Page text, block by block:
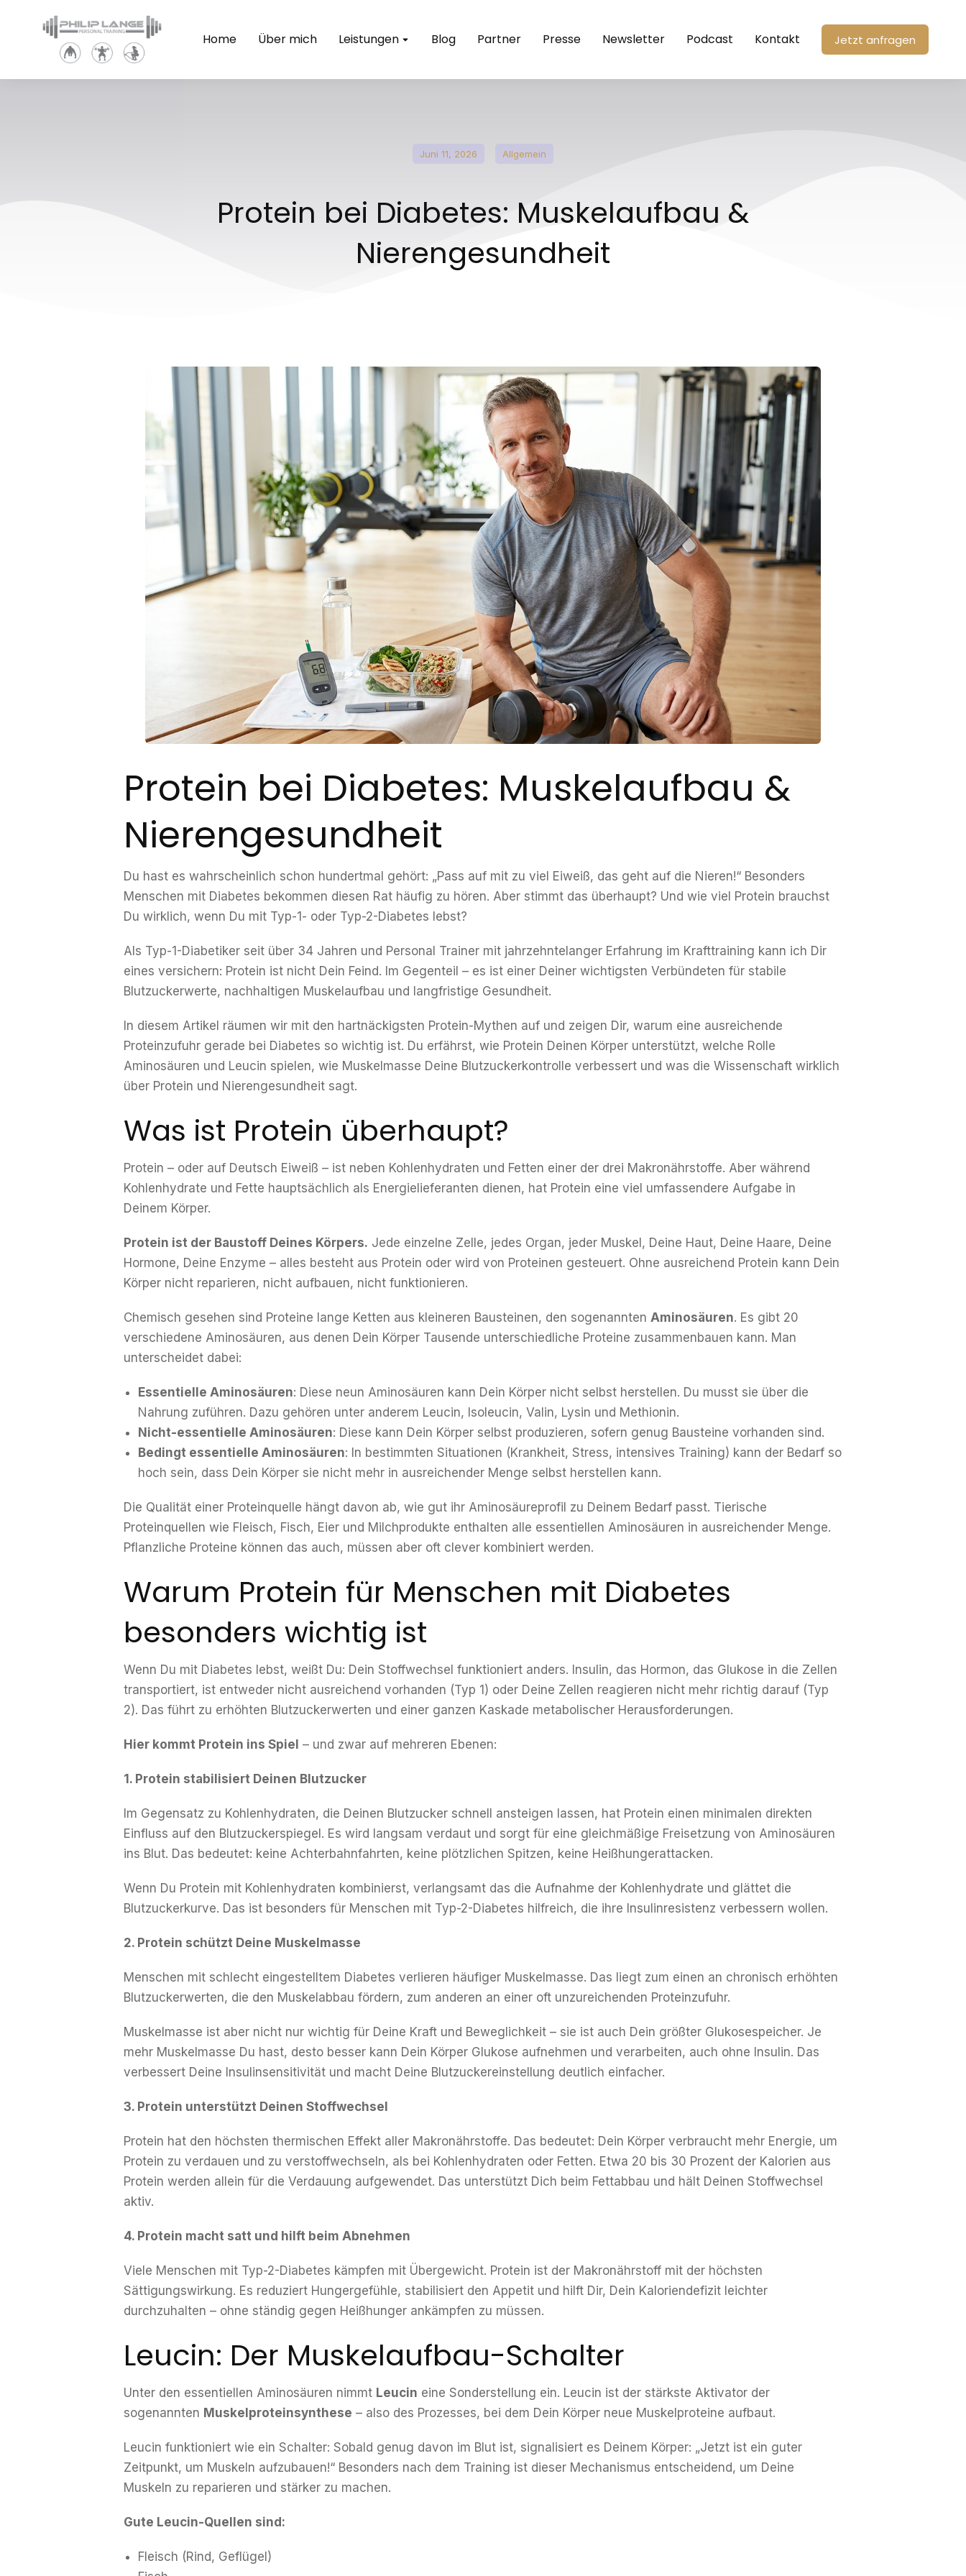
Home Über mich Leistungen Blog Partner Presse Newsletter Podcast Kontakt Jetzt anfragen
Juni 11, 2026 Allgemein
Protein bei Diabetes: Muskelaufbau &
Nierengesundheit
Protein bei Diabetes: Muskelaufbau &
Nierengesundheit
Du hast es wahrscheinlich schon hundertmal gehört: „Pass auf mit zu viel Eiweiß, das geht auf die Nieren!“ Besonders
Menschen mit Diabetes bekommen diesen Rat häufig zu hören. Aber stimmt das überhaupt? Und wie viel Protein brauchst
Du wirklich, wenn Du mit Typ-1- oder Typ-2-Diabetes lebst?
Als Typ-1-Diabetiker seit über 34 Jahren und Personal Trainer mit jahrzehntelanger Erfahrung im Krafttraining kann ich Dir
eines versichern: Protein ist nicht Dein Feind. Im Gegenteil – es ist einer Deiner wichtigsten Verbündeten für stabile
Blutzuckerwerte, nachhaltigen Muskelaufbau und langfristige Gesundheit.
In diesem Artikel räumen wir mit den hartnäckigsten Protein-Mythen auf und zeigen Dir, warum eine ausreichende
Proteinzufuhr gerade bei Diabetes so wichtig ist. Du erfährst, wie Protein Deinen Körper unterstützt, welche Rolle
Aminosäuren und Leucin spielen, wie Muskelmasse Deine Blutzuckerkontrolle verbessert und was die Wissenschaft wirklich
über Protein und Nierengesundheit sagt.
Was ist Protein überhaupt?
Protein – oder auf Deutsch Eiweiß – ist neben Kohlenhydraten und Fetten einer der drei Makronährstoffe. Aber während
Kohlenhydrate und Fette hauptsächlich als Energielieferanten dienen, hat Protein eine viel umfassendere Aufgabe in
Deinem Körper.
Protein ist der Baustoff Deines Körpers. Jede einzelne Zelle, jedes Organ, jeder Muskel, Deine Haut, Deine Haare, Deine
Hormone, Deine Enzyme – alles besteht aus Protein oder wird von Proteinen gesteuert. Ohne ausreichend Protein kann Dein
Körper nicht reparieren, nicht aufbauen, nicht funktionieren.
Chemisch gesehen sind Proteine lange Ketten aus kleineren Bausteinen, den sogenannten Aminosäuren. Es gibt 20
verschiedene Aminosäuren, aus denen Dein Körper Tausende unterschiedliche Proteine zusammenbauen kann. Man
unterscheidet dabei:
Essentielle Aminosäuren: Diese neun Aminosäuren kann Dein Körper nicht selbst herstellen. Du musst sie über die
Nahrung zuführen. Dazu gehören unter anderem Leucin, Isoleucin, Valin, Lysin und Methionin.
Nicht-essentielle Aminosäuren: Diese kann Dein Körper selbst produzieren, sofern genug Bausteine vorhanden sind.
Bedingt essentielle Aminosäuren: In bestimmten Situationen (Krankheit, Stress, intensives Training) kann der Bedarf so
hoch sein, dass Dein Körper sie nicht mehr in ausreichender Menge selbst herstellen kann.
Die Qualität einer Proteinquelle hängt davon ab, wie gut ihr Aminosäureprofil zu Deinem Bedarf passt. Tierische
Proteinquellen wie Fleisch, Fisch, Eier und Milchprodukte enthalten alle essentiellen Aminosäuren in ausreichender Menge.
Pflanzliche Proteine können das auch, müssen aber oft clever kombiniert werden.
Warum Protein für Menschen mit Diabetes
besonders wichtig ist
Wenn Du mit Diabetes lebst, weißt Du: Dein Stoffwechsel funktioniert anders. Insulin, das Hormon, das Glukose in die Zellen
transportiert, ist entweder nicht ausreichend vorhanden (Typ 1) oder Deine Zellen reagieren nicht mehr richtig darauf (Typ
2). Das führt zu erhöhten Blutzuckerwerten und einer ganzen Kaskade metabolischer Herausforderungen.
Hier kommt Protein ins Spiel – und zwar auf mehreren Ebenen:
1. Protein stabilisiert Deinen Blutzucker
Im Gegensatz zu Kohlenhydraten, die Deinen Blutzucker schnell ansteigen lassen, hat Protein einen minimalen direkten
Einfluss auf den Blutzuckerspiegel. Es wird langsam verdaut und sorgt für eine gleichmäßige Freisetzung von Aminosäuren
ins Blut. Das bedeutet: keine Achterbahnfahrten, keine plötzlichen Spitzen, keine Heißhungerattacken.
Wenn Du Protein mit Kohlenhydraten kombinierst, verlangsamt das die Aufnahme der Kohlenhydrate und glättet die
Blutzuckerkurve. Das ist besonders für Menschen mit Typ-2-Diabetes hilfreich, die ihre Insulinresistenz verbessern wollen.
2. Protein schützt Deine Muskelmasse
Menschen mit schlecht eingestelltem Diabetes verlieren häufiger Muskelmasse. Das liegt zum einen an chronisch erhöhten
Blutzuckerwerten, die den Muskelabbau fördern, zum anderen an einer oft unzureichenden Proteinzufuhr.
Muskelmasse ist aber nicht nur wichtig für Deine Kraft und Beweglichkeit – sie ist auch Dein größter Glukosespeicher. Je
mehr Muskelmasse Du hast, desto besser kann Dein Körper Glukose aufnehmen und verarbeiten, auch ohne Insulin. Das
verbessert Deine Insulinsensitivität und macht Deine Blutzuckereinstellung deutlich einfacher.
3. Protein unterstützt Deinen Stoffwechsel
Protein hat den höchsten thermischen Effekt aller Makronährstoffe. Das bedeutet: Dein Körper verbraucht mehr Energie, um
Protein zu verdauen und zu verstoffwechseln, als bei Kohlenhydraten oder Fetten. Etwa 20 bis 30 Prozent der Kalorien aus
Protein werden allein für die Verdauung aufgewendet. Das unterstützt Dich beim Fettabbau und hält Deinen Stoffwechsel
aktiv.
4. Protein macht satt und hilft beim Abnehmen
Viele Menschen mit Typ-2-Diabetes kämpfen mit Übergewicht. Protein ist der Makronährstoff mit der höchsten
Sättigungswirkung. Es reduziert Hungergefühle, stabilisiert den Appetit und hilft Dir, Dein Kaloriendefizit leichter
durchzuhalten – ohne ständig gegen Heißhunger ankämpfen zu müssen.
Leucin: Der Muskelaufbau-Schalter
Unter den essentiellen Aminosäuren nimmt Leucin eine Sonderstellung ein. Leucin ist der stärkste Aktivator der
sogenannten Muskelproteinsynthese – also des Prozesses, bei dem Dein Körper neue Muskelproteine aufbaut.
Leucin funktioniert wie ein Schalter: Sobald genug davon im Blut ist, signalisiert es Deinem Körper: „Jetzt ist ein guter
Zeitpunkt, um Muskeln aufzubauen!“ Besonders nach dem Training ist dieser Mechanismus entscheidend, um Deine
Muskeln zu reparieren und stärker zu machen.
Gute Leucin-Quellen sind:
Fleisch (Rind, Geflügel)